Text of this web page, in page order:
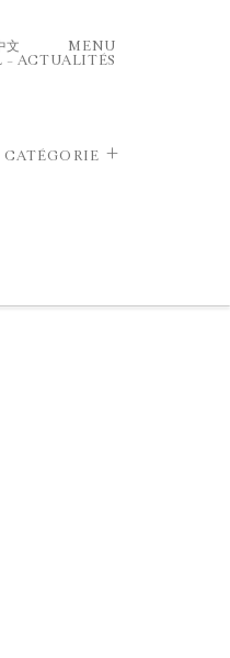
文
MENU
– ACTUALITÉS
CATÉGORIE